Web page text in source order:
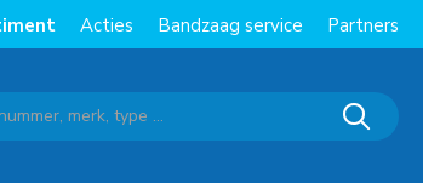
Acties Bandzaag service Partners